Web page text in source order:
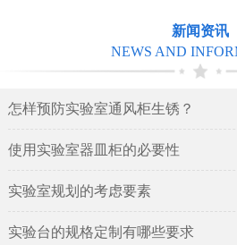
新闻资讯
NEWS AND
怎样预防实验室通风柜生锈？
使用实验室器皿柜的必要性
实验室规划的考虑要素
实验台的规格定制有哪些要求